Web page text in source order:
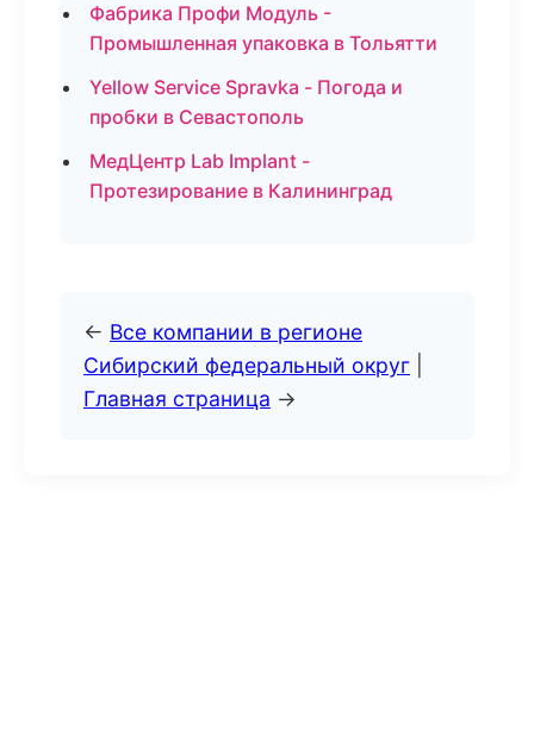
Фабрика Профи Модуль -
Промышленная упаковка в Тольятти
Yellow Service Spravka - Погода и
пробки в Севастополь
МедЦентр Lab Implant -
Протезирование в Калининград
← Все компании в регионе
Сибирский федеральный округ
Главная страница →